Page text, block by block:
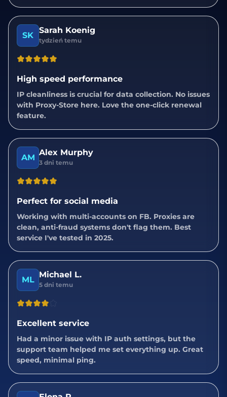
SK Sarah Koenig
tydzień temu
High speed performance
IP cleanliness is crucial for data collection. No issues
with Proxy-Store here. Love the one-click renewal
feature.
AM Alex Murphy
3 dni temu
Perfect for social media
Working with multi-accounts on FB. Proxies are
clean, anti-fraud systems don't flag them. Best
service I've tested in 2025.
ML Michael L.
5 dni temu
Excellent service
Had a minor issue with IP auth settings, but the
support team helped me set everything up. Great
speed, minimal ping.